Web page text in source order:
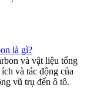
là gì?
và vật liệu tổng
và tác động của
vũ trụ đến ô tô.